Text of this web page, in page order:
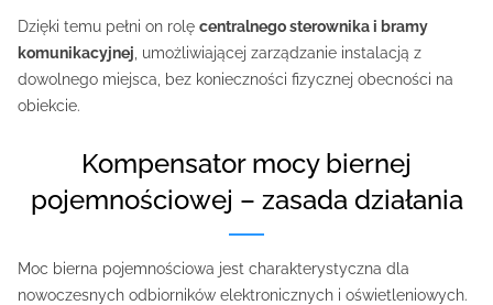
Dzięki temu pełni on rolę centralnego sterownika i bramy
komunikacyjnej , umożliwiającej zarządzanie instalacją z
dowolnego miejsca, bez konieczności fizycznej obecności na
obiekcie.
Kompensator mocy biernej
pojemnościowej – zasada działania
Moc bierna pojemnościowa jest charakterystyczna dla
nowoczesnych odbiorników elektronicznych i oświetleniowych.